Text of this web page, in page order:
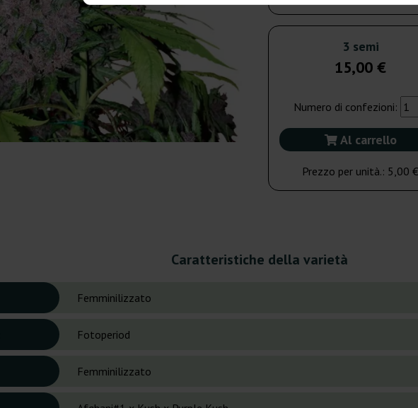
3 semi
15,00 €
Numero di confezioni:
Al carrello
Prezzo per unità.: 5,00 €
Caratteristiche della varietà
Femminilizzato
Fotoperiod
Femminilizzato